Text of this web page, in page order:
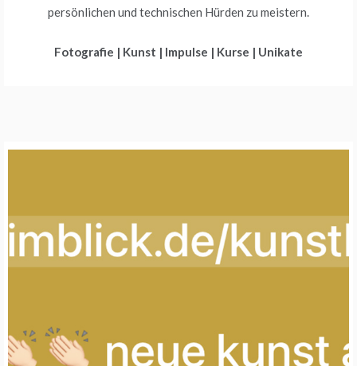
persönlichen und technischen Hürden zu meistern.
Fotografie | Kunst | Impulse | Kurse | Unikate